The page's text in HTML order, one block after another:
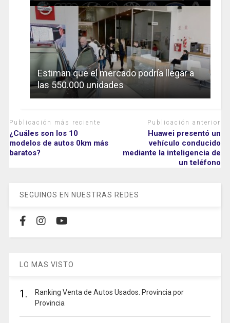
Estiman que el mercado podría llegar a
las 550.000 unidades
Publicación más reciente
¿Cuáles son los 10
modelos de autos 0km más
baratos?
Publicación anterior
Huawei presentó un
vehículo conducido
mediante la inteligencia de
un teléfono
SEGUINOS EN NUESTRAS REDES
LO MAS VISTO
1.
Ranking Venta de Autos Usados. Provincia por
Provincia